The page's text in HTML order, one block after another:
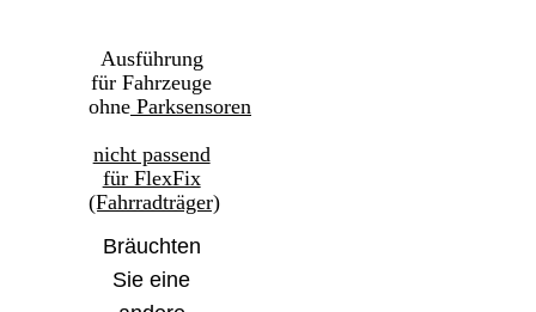
Ausführung
für Fahrzeuge
ohne Parksensoren
nicht passend
für FlexFix
(Fahrradträger)
Bräuchten
Sie eine